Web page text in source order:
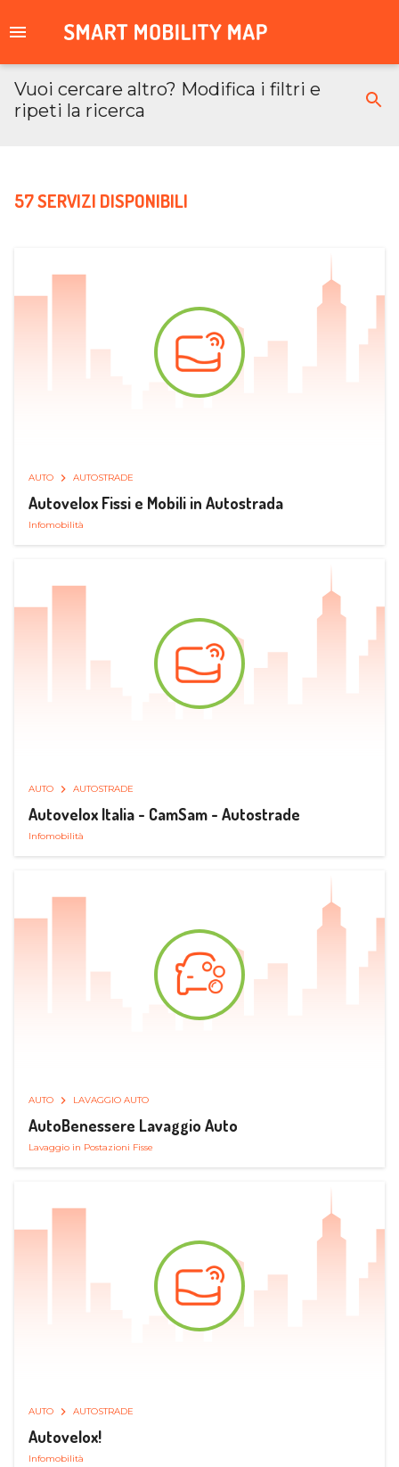
Vuoi cercare altro? Modifica i filtri e
ripeti la ricerca
57 SERVIZI DISPONIBILI
AUTO AUTOSTRADE
Autovelox Fissi e Mobili in Autostrada
Infomobilità
AUTO AUTOSTRADE
Autovelox Italia - CamSam - Autostrade
Infomobilità
AUTO LAVAGGIO AUTO
AutoBenessere Lavaggio Auto
Lavaggio in Postazioni Fisse
AUTO AUTOSTRADE
Autovelox!
Infomobilità